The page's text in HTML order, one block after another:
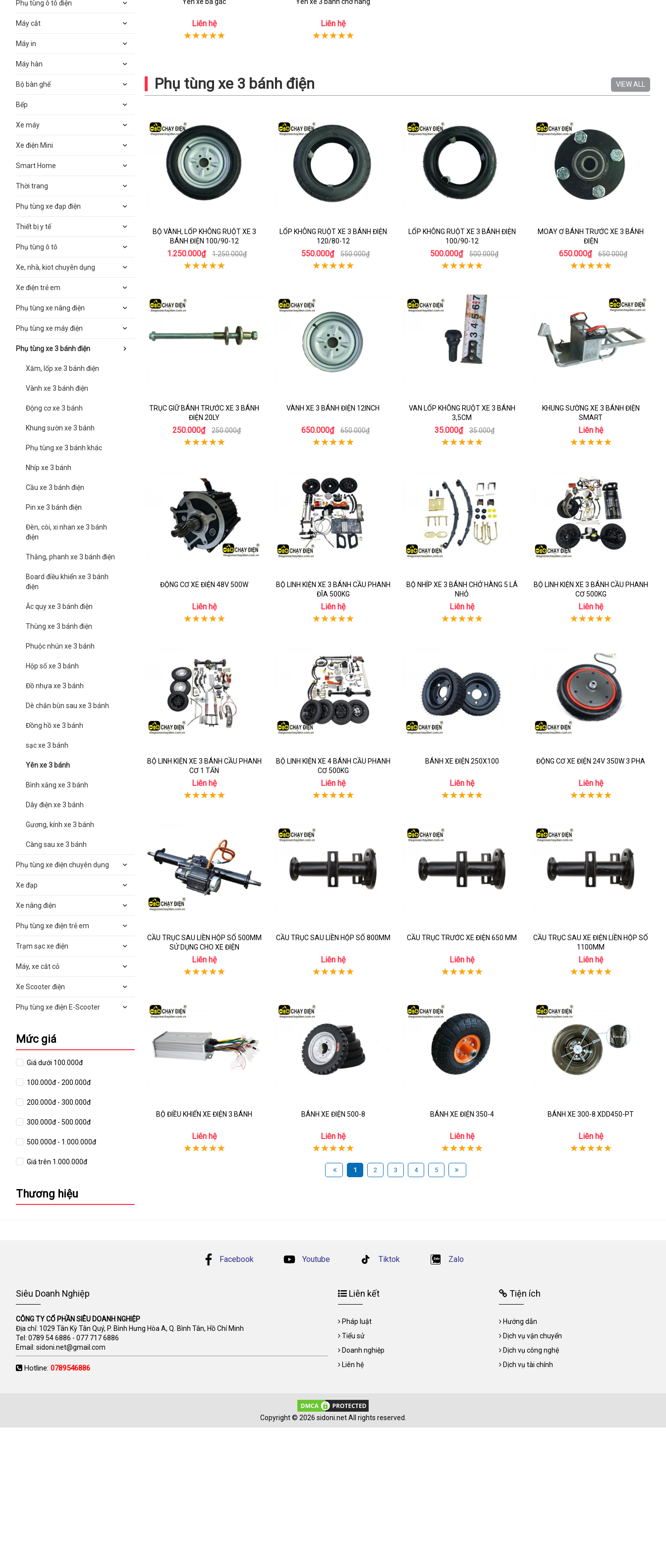
Liên hệ Liên hệ
Phụ tùng xe 3 bánh điện VIEW ALL
BỘ VÀNH, LỐP KHÔNG RUỘT XE 3
BÁNH ĐIỆN 100/90-12
1.250.000₫ 1.250.000₫
LỐP KHÔNG RUỘT XE 3 BÁNH ĐIỆN
120/80-12
550.000₫ 550.000₫
LỐP KHÔNG RUỘT XE 3 BÁNH ĐIỆN
100/90-12
500.000₫ 500.000₫
MOAY Ơ BÁNH TRƯỚC XE 3 BÁNH
ĐIỆN
650.000₫ 650.000₫
TRỤC GIỮ BÁNH TRƯỚC XE 3 BÁNH
ĐIỆN 20LY
250.000₫ 250.000₫
VÀNH XE 3 BÁNH ĐIỆN 12INCH
650.000₫ 650.000₫
VAN LỐP KHÔNG RUỘT XE 3 BÁNH
3,5CM
35.000₫ 35.000₫
KHUNG SƯỜNG XE 3 BÁNH ĐIỆN
SMART
Liên hệ
ĐỘNG CƠ XE ĐIỆN 48V 500W
Liên hệ
BỘ LINH KIỆN XE 3 BÁNH CẦU PHANH
ĐĨA 500KG
Liên hệ
BỘ NHÍP XE 3 BÁNH CHỞ HÀNG 5 LÁ
NHỎ
Liên hệ
BỘ LINH KIỆN XE 3 BÁNH CẦU PHANH
CƠ 500KG
Liên hệ
BỘ LINH KIỆN XE 3 BÁNH CẦU PHANH
CƠ 1 TẤN
Liên hệ
BỘ LINH KIỆN XE 4 BÁNH CẦU PHANH
CƠ 500KG
Liên hệ
BÁNH XE ĐIỆN 250X100
Liên hệ
ĐỘNG CƠ XE ĐIỆN 24V 350W 3 PHA
Liên hệ
CẦU TRỤC SAU LIỀN HỘP SỐ 500MM
SỬ DỤNG CHO XE ĐIỆN
Liên hệ
CẦU TRỤC SAU LIỀN HỘP SỐ 800MM
Liên hệ
CẦU TRỤC TRƯỚC XE ĐIỆN 650 MM
Liên hệ
CẦU TRỤC SAU XE ĐIỆN LIỀN HỘP SỐ
1100MM
Liên hệ
BỘ ĐIỀU KHIỂN XE ĐIỆN 3 BÁNH
Liên hệ
BÁNH XE ĐIỆN 500-8
Liên hệ
BÁNH XE ĐIỆN 350-4
Liên hệ
BÁNH XE 300-8 XDD450-PT
Liên hệ
1 2 3 4 5
Phụ tùng ô tô điện
Máy cắt
Máy in
Máy hàn
Bộ bàn ghế
Bếp
Xe máy
Xe điện Mini
Smart Home
Thời trang
Phụ tùng xe đạp điện
Thiết bị y tế
Phụ tùng ô tô
Xe, nhà, kiot chuyên dụng
Xe điện trẻ em
Phụ tùng xe nâng điện
Phụ tùng xe máy điện
Phụ tùng xe 3 bánh điện
Xăm, lốp xe 3 bánh điện
Vành xe 3 bánh điện
Động cơ xe 3 bánh
Khung sườn xe 3 bánh
Phụ tùng xe 3 bánh khác
Nhíp xe 3 bánh
Cầu xe 3 bánh điện
Pin xe 3 bánh điện
Đèn, còi, xi nhan xe 3 bánh
điện
Thắng, phanh xe 3 bánh điện
Board điều khiển xe 3 bánh
điện
Ắc quy xe 3 bánh điện
Thùng xe 3 bánh điện
Phuộc nhún xe 3 bánh
Hộp số xe 3 bánh
Đồ nhựa xe 3 bánh
Dè chắn bùn sau xe 3 bánh
Đồng hồ xe 3 bánh
sạc xe 3 bánh
Yên xe 3 bánh
Bình xăng xe 3 bánh
Dây điện xe 3 bánh
Gương, kính xe 3 bánh
Càng sau xe 3 bánh
Phụ tùng xe điện chuyên dụng
Xe đạp
Xe nâng điện
Phụ tùng xe điện trẻ em
Trạm sạc xe điện
Máy, xe cắt cỏ
Xe Scooter điện
Phụ tùng xe điện E-Scooter
Mức giá
Giá dưới 100.000đ
100.000đ - 200.000đ
200.000đ - 300.000đ
300.000đ - 500.000đ
500.000đ - 1.000.000đ
Giá trên 1.000.000đ
Thương hiệu
Facebook Youtube Tiktok Zalo
Siêu Doanh Nghiệp
CÔNG TY CỔ PHẦN SIÊU DOANH NGHIỆP
Địa chỉ: 1029 Tân Kỳ Tân Quý, P. Bình Hưng Hòa A, Q. Bình Tân, Hồ Chí Minh
Tel: 0789 54 6886 - 077 717 6886
Email: sidoni.net@gmail.com
Hotline: 0789546886
Liên kết
Pháp luật
Tiểu sử
Doanh nghiệp
Liên hệ
Tiện ích
Hướng dẫn
Dịch vụ vận chuyển
Dịch vụ công nghệ
Dịch vụ tài chính
Copyright © 2026 sidoni.net All rights reserved.